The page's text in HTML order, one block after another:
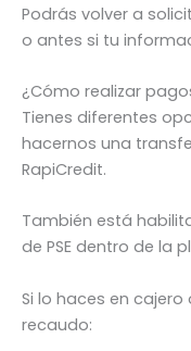
Podrás volver a
o antes si tu
¿Cómo realizar
Tienes diferentes
hacernos una
RapiCredit.
También está
de PSE dentro de la
Si lo haces en
recaudo: